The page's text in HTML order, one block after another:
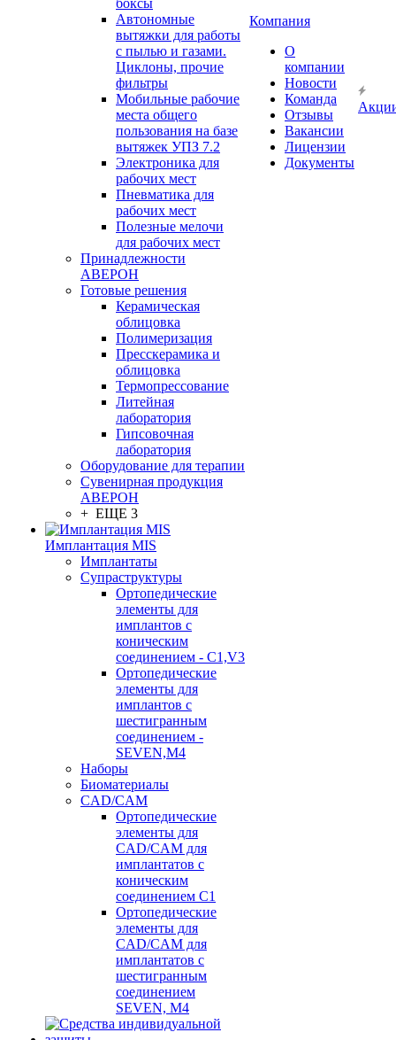
боксы
Автономные
вытяжки для работы
с пылью и газами.
Циклоны, прочие
фильтры
Мобильные рабочие
места общего
пользования на базе
вытяжек УПЗ 7.2
Электроника для
рабочих мест
Пневматика для
рабочих мест
Полезные мелочи
для рабочих мест
Принадлежности
АВЕРОН
Готовые решения
Керамическая
облицовка
Полимеризация
Пресскерамика и
облицовка
Термопрессование
Литейная
лаборатория
Гипсовочная
лаборатория
Оборудование для терапии
Сувенирная продукция
АВЕРОН
+ ЕЩЕ 3
Имплантация MIS
Имплантаты
Супраструктуры
Ортопедические
элементы для
имплантов с
коническим
соединением - C1,V3
Ортопедические
элементы для
имплантов с
шестигранным
соединением -
SEVEN,M4
Наборы
Биоматериалы
CAD/CAM
Ортопедические
элементы для
CAD/CAM для
имплантатов с
коническим
соединением С1
Ортопедические
элементы для
CAD/CAM для
имплантатов с
шестигранным
соединением
SEVEN, М4
Компания
О
компании
Новости
Команда
Отзывы
Вакансии
Лицензии
Документы